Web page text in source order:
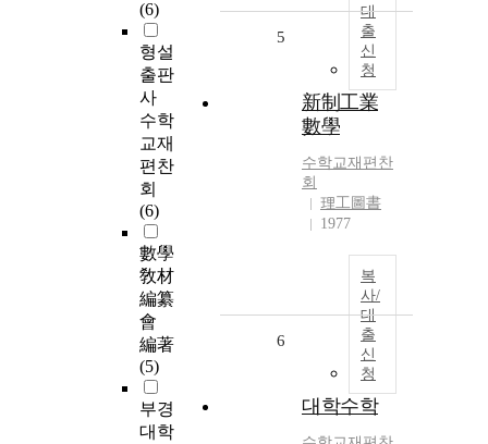
(6)
형설
출판
사
수학
교재
편찬
회
(6)
數學
敎材
編纂
會
編著
(5)
부경
대학
대
출
신
청
5
新制工業
數學
수학교재편찬
회
理工圖書
1977
복
사/
대
출
신
청
6
대학수학